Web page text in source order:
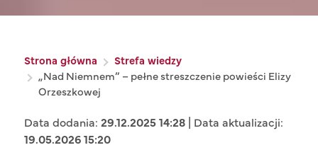
Ścieżka nawigacyjna
Strona główna
Strefa wiedzy
„Nad Niemnem” – pełne streszczenie powieści Elizy
Orzeszkowej
Data dodania:29.12.2025 14:28 | Data aktualizacji:
19.05.2026 15:20